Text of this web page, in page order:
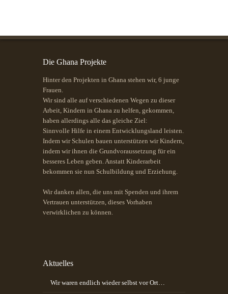
Die Ghana Projekte
Hinter den Projekten in Ghana stehen wir, 6 junge
Frauen.
Wir sind alle auf verschiedenen Wegen zu dieser
Arbeit, Kindern in Ghana zu helfen, gekommen,
haben allerdings alle das gleiche Ziel:
Sinnvolle Hilfe in einem Entwicklungsland leisten.
Indem wir Schulen bauen unterstützen wir Kindern,
indem wir ihnen die Grundvoraussetzung für ein
besseres Leben geben. Anstatt Kinderarbeit
bekommen sie nun Schulbildung und Erziehung.
Wir danken allen, die uns mit Spenden und ihrem
Vertrauen unterstützen, dieses Vorhaben
verwirklichen zu können.
Aktuelles
Wir waren endlich wieder selbst vor Ort…